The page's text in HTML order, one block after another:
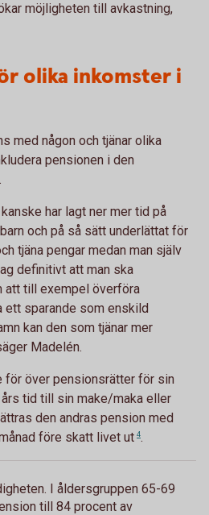
möjligheten till avkastning,
olika inkomster i
med någon och tjänar olika
pensionen i den
har lagt ner mer tid på
och på så sätt underlättat för
tjäna pengar medan man själv
definitivt att man ska
att till exempel överföra
ett sparande som enskild
kan den som tjänar mer
Madelén.
för över pensionsrätter för sin
tid till sin make/maka eller
den andras pension med
före skatt livet ut 4.
I åldersgruppen 65-69
till 84 procent av